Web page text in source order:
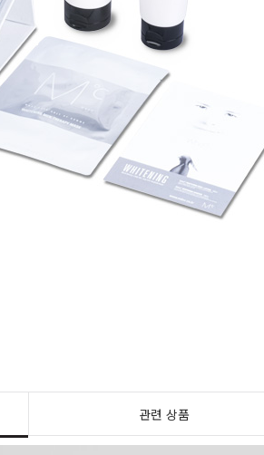
관련 상품